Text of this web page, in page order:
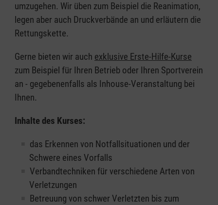
umzugehen. Wir üben zum Beispiel die Reanimation,
legen aber auch Druckverbände an und erläutern die
Rettungskette.
Gerne bieten wir auch exklusive Erste-Hilfe-Kurse
zum Beispiel für Ihren Betrieb oder Ihren Sportverein
an - gegebenenfalls als Inhouse-Veranstaltung bei
Ihnen.
Inhalte des Kurses:
das Erkennen von Notfallsituationen und der
Schwere eines Vorfalls
Verbandtechniken für verschiedene Arten von
Verletzungen
Betreuung von schwer Verletzten bis zum